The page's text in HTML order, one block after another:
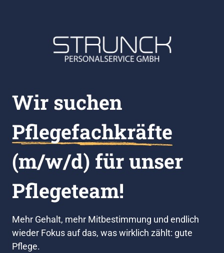
Pflegefachkräfte
(m/w/d) für unser
Pflegeteam!
Mehr Gehalt, mehr Mitbestimmung und endlich
wieder Fokus auf das, was wirklich zählt: gute
Pflege.